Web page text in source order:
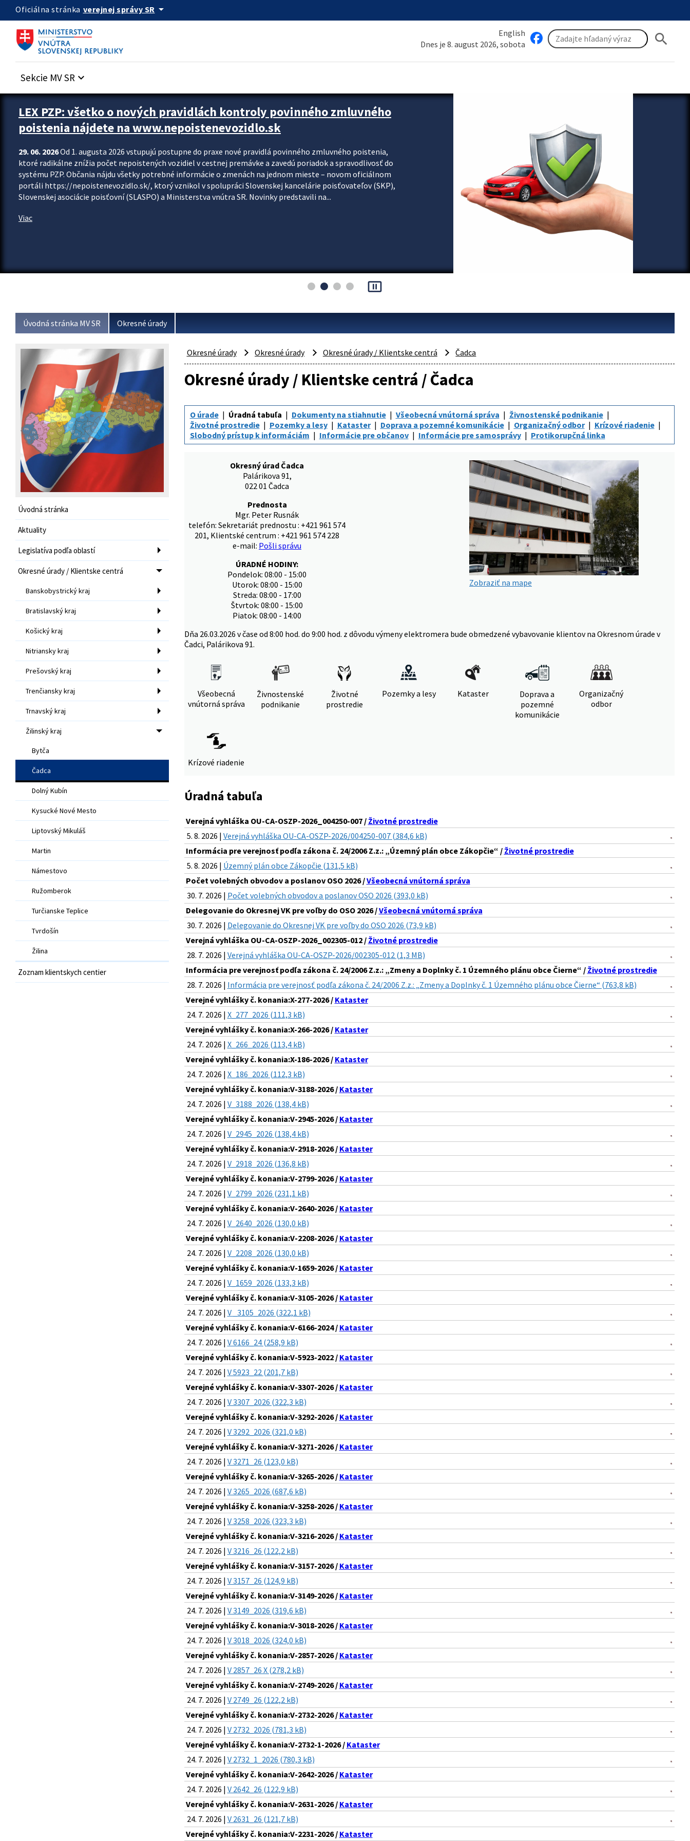
Preskocit na hlavný obsah
Oficiálna stránka verejnej správy SR arrow_drop_down
English
Dnes je 8. august 2026, sobota
search
Sekcie MV SR keyboard_arrow_down
Zastavit automatický posun upútavok
LEX PZP: všetko o nových pravidlách kontroly povinného zmluvného
poistenia nájdete na www.nepoistenevozidlo.sk
29. 06. 2026Od 1. augusta 2026 vstupujú postupne do praxe nové pravidlá povinného zmluvného poistenia,
ktoré radikálne znížia počet nepoistených vozidiel v cestnej premávke a zavedú poriadok a spravodlivosť do
systému PZP. Občania nájdu všetky potrebné informácie o zmenách na jednom mieste – novom oficiálnom
portáli https://nepoistenevozidlo.sk/, ktorý vznikol v spolupráci Slovenskej kancelárie poisťovateľov (SKP),
Slovenskej asociácie poisťovní (SLASPO) a Ministerstva vnútra SR. Novinky predstavili na...
Viac
pause_presentation
Úvodná stránka MV SR Okresné úrady
Úvodná stránka
Aktuality
Legislatíva podľa oblastí
Okresné úrady / Klientske centrá
Banskobystrický kraj
Bratislavský kraj
Košický kraj
Nitriansky kraj
Prešovský kraj
Trenčiansky kraj
Trnavský kraj
Žilinský kraj
Bytča
Čadca
Dolný Kubín
Kysucké Nové Mesto
Liptovský Mikuláš
Martin
Námestovo
Ružomberok
Turčianske Teplice
Tvrdošín
Žilina
Zoznam klientskych centier
Okresné úrady Okresné úrady Okresné úrady / Klientske centrá Čadca
Okresné úrady / Klientske centrá / Čadca
O úrade Úradná tabuľa Dokumenty na stiahnutie Všeobecná vnútorná správa
Živnostenské podnikanie
Životné prostredie
Pozemky a lesy Kataster Doprava a pozemné komunikácie Organizačný odbor
Krízové riadenie
Slobodný prístup k informáciám
Informácie pre občanov Informácie pre samosprávy Protikorupčná linka
Okresný úrad Čadca
Palárikova 91,
022 01 Čadca
Prednosta
Mgr. Peter Rusnák
telefón: Sekretariát prednostu : +421 961 574
201, Klientské centrum : +421 961 574 228
e-mail: Pošli správu
ÚRADNÉ HODINY:
Pondelok: 08:00 - 15:00
Utorok: 08:00 - 15:00
Streda: 08:00 - 17:00
Štvrtok: 08:00 - 15:00
Piatok: 08:00 - 14:00
Zobraziť na mape
Dňa 26.03.2026 v čase od 8:00 hod. do 9:00 hod. z dôvodu výmeny elektromera bude obmedzené vybavovanie klientov na Okresnom úrade v
Čadci, Palárikova 91.
Všeobecná
vnútorná správa
Živnostenské
podnikanie
Životné
prostredie
Pozemky a lesy Kataster
Doprava a
pozemné
komunikácie
Organizačný
odbor
Krízové riadenie
Úradná tabuľa
Verejná vyhláška OU-CA-OSZP-2026_004250-007 / Životné prostredie
5. 8. 2026 | Verejná vyhláška OU-CA-OSZP-2026/004250-007 (384,6 kB)
Informácia pre verejnosť podľa zákona č. 24/2006 Z.z.: „Územný plán obce Zákopčie“ / Životné prostredie
5. 8. 2026 | Územný plán obce Zákopčie (131,5 kB)
Počet volebných obvodov a poslanov OSO 2026 /Všeobecná vnútorná správa
30. 7. 2026 | Počet volebných obvodov a poslanov OSO 2026 (393,0 kB)
Delegovanie do Okresnej VK pre voľby do OSO 2026 /Všeobecná vnútorná správa
30. 7. 2026 | Delegovanie do Okresnej VK pre voľby do OSO 2026 (73,9 kB)
Verejná vyhláška OU-CA-OSZP-2026_002305-012 / Životné prostredie
28. 7. 2026 | Verejná vyhláška OU-CA-OSZP-2026/002305-012 (1,3 MB)
Informácia pre verejnosť podľa zákona č. 24/2006 Z.z.: „Zmeny a Doplnky č. 1 Územného plánu obce Čierne“ / Životné prostredie
28. 7. 2026 | Informácia pre verejnosť podľa zákona č. 24/2006 Z.z.: „Zmeny a Doplnky č. 1 Územného plánu obce Čierne“ (763,8 kB)
Verejné vyhlášky č. konania:X-277-2026 / Kataster
24. 7. 2026 | X_277_2026 (111,3 kB)
Verejné vyhlášky č. konania:X-266-2026 / Kataster
24. 7. 2026 | X_266_2026 (113,4 kB)
Verejné vyhlášky č. konania:X-186-2026 / Kataster
24. 7. 2026 | X_186_2026 (112,3 kB)
Verejné vyhlášky č. konania:V-3188-2026 / Kataster
24. 7. 2026 | V_3188_2026 (138,4 kB)
Verejné vyhlášky č. konania:V-2945-2026 / Kataster
24. 7. 2026 | V_2945_2026 (138,4 kB)
Verejné vyhlášky č. konania:V-2918-2026 / Kataster
24. 7. 2026 | V_2918_2026 (136,8 kB)
Verejné vyhlášky č. konania:V-2799-2026 / Kataster
24. 7. 2026 | V_2799_2026 (231,1 kB)
Verejné vyhlášky č. konania:V-2640-2026 / Kataster
24. 7. 2026 | V_2640_2026 (130,0 kB)
Verejné vyhlášky č. konania:V-2208-2026 / Kataster
24. 7. 2026 | V_2208_2026 (130,0 kB)
Verejné vyhlášky č. konania:V-1659-2026 / Kataster
24. 7. 2026 | V_1659_2026 (133,3 kB)
Verejné vyhlášky č. konania:V-3105-2026 / Kataster
24. 7. 2026 | V _3105_2026 (322,1 kB)
Verejné vyhlášky č. konania:V-6166-2024 / Kataster
24. 7. 2026 | V 6166_24 (258,9 kB)
Verejné vyhlášky č. konania:V-5923-2022 / Kataster
24. 7. 2026 | V 5923_22 (201,7 kB)
Verejné vyhlášky č. konania:V-3307-2026 / Kataster
24. 7. 2026 | V 3307_2026 (322,3 kB)
Verejné vyhlášky č. konania:V-3292-2026 / Kataster
24. 7. 2026 | V 3292_2026 (321,0 kB)
Verejné vyhlášky č. konania:V-3271-2026 / Kataster
24. 7. 2026 | V 3271_26 (123,0 kB)
Verejné vyhlášky č. konania:V-3265-2026 / Kataster
24. 7. 2026 | V 3265_2026 (687,6 kB)
Verejné vyhlášky č. konania:V-3258-2026 / Kataster
24. 7. 2026 | V 3258_2026 (323,3 kB)
Verejné vyhlášky č. konania:V-3216-2026 / Kataster
24. 7. 2026 | V 3216_26 (122,2 kB)
Verejné vyhlášky č. konania:V-3157-2026 / Kataster
24. 7. 2026 | V 3157_26 (124,9 kB)
Verejné vyhlášky č. konania:V-3149-2026 / Kataster
24. 7. 2026 | V 3149_2026 (319,6 kB)
Verejné vyhlášky č. konania:V-3018-2026 / Kataster
24. 7. 2026 | V 3018_2026 (324,0 kB)
Verejné vyhlášky č. konania:V-2857-2026 / Kataster
24. 7. 2026 | V 2857_26 X (278,2 kB)
Verejné vyhlášky č. konania:V-2749-2026 / Kataster
24. 7. 2026 | V 2749_26 (122,2 kB)
Verejné vyhlášky č. konania:V-2732-2026 / Kataster
24. 7. 2026 | V 2732_2026 (781,3 kB)
Verejné vyhlášky č. konania:V-2732-1-2026 / Kataster
24. 7. 2026 | V 2732_1_2026 (780,3 kB)
Verejné vyhlášky č. konania:V-2642-2026 / Kataster
24. 7. 2026 | V 2642_26 (122,9 kB)
Verejné vyhlášky č. konania:V-2631-2026 / Kataster
24. 7. 2026 | V 2631_26 (121,7 kB)
Verejné vyhlášky č. konania:V-2231-2026 / Kataster